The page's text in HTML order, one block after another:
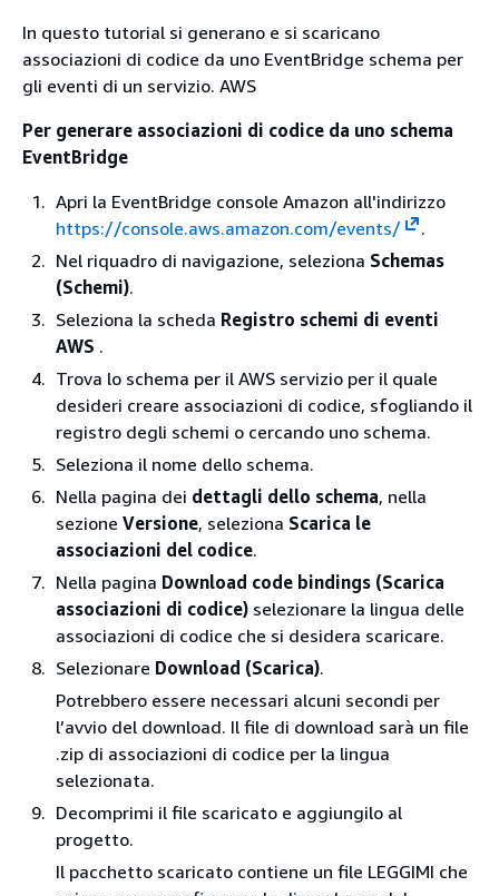
In questo tutorial si generano e si scaricano
associazioni di codice da uno EventBridge schema per
gli eventi di un servizio. AWS
Per generare associazioni di codice da uno schema
EventBridge
Apri la EventBridge console Amazon all'indirizzo
https://console.aws.amazon.com/events/
.
Nel riquadro di navigazione, seleziona Schemas
(Schemi).
Seleziona la scheda Registro schemi di eventi
AWS .
Trova lo schema per il AWS servizio per il quale
desideri creare associazioni di codice, sfogliando il
registro degli schemi o cercando uno schema.
Seleziona il nome dello schema.
Nella pagina dei dettagli dello schema, nella
sezione Versione, seleziona Scarica le
associazioni del codice.
Nella pagina Download code bindings (Scarica
associazioni di codice) selezionare la lingua delle
associazioni di codice che si desidera scaricare.
Selezionare Download (Scarica).
Potrebbero essere necessari alcuni secondi per
l’avvio del download. Il file di download sarà un file
.zip di associazioni di codice per la lingua
selezionata.
Decomprimi il file scaricato e aggiungilo al
progetto.
Il pacchetto scaricato contiene un file LEGGIMI che